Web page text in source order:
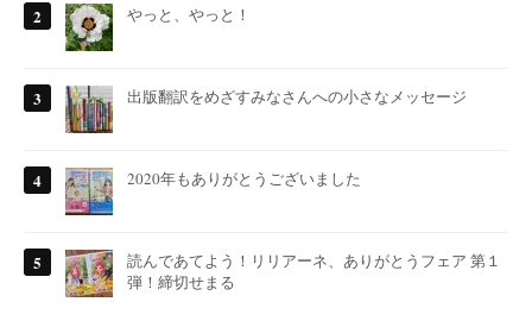
やっと、やっと！
出版翻訳をめざすみなさんへの小さなメッセージ
2020年もありがとうございました
読んであてよう！リリアーネ、ありがとうフェア 第１
弾！締切せまる